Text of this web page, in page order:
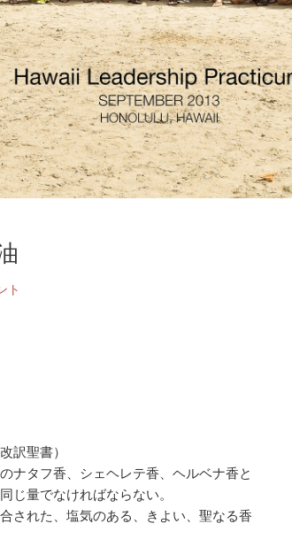
ト
訳聖書）
ナタフ香、シェヘレテ香、ヘルベナ香と
じ量でなければならない。
された、塩気のある、きよい、聖なる香